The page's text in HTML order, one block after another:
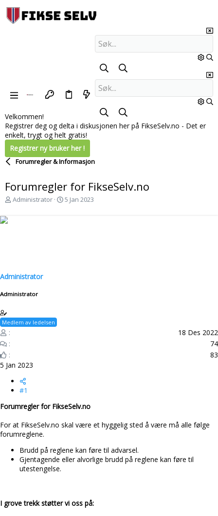
Velkommen!
Registrer deg og delta i diskusjonen her på FikseSelv.no - Det er
enkelt, trygt og helt gratis!
Registrer ny bruker her !
Forumregler & Informasjon
Forumregler for FikseSelv.no
T
e
Administrator
S
5 Jan 2023
Administrator
Administrator
Medlem av ledelsen
18 Des 2022
74
83
5 Jan 2023
#1
Forumregler for FikseSelv.no
For at FikseSelv.no skal være et hyggelig sted å være må alle følge
forumreglene.
Brudd på reglene kan føre til advarsel.
Gjentagende eller alvorlige brudd på reglene kan føre til
utestengelse.
I grove trekk støtter vi oss på: